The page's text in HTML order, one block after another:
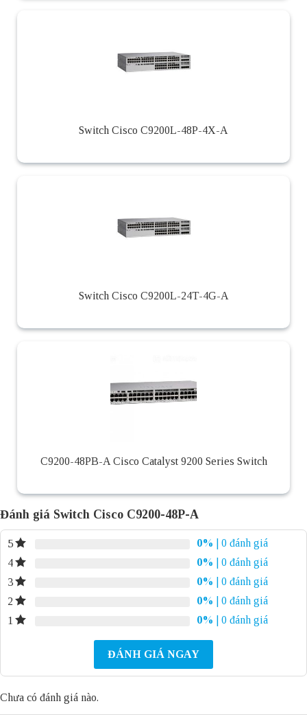
Switch Cisco C9200L-48P-4X-A
Switch Cisco C9200L-24T-4G-A
C9200-48PB-A Cisco Catalyst 9200 Series Switch
Đánh giá Switch Cisco C9200-48P-A
5 0%
| 0 đánh giá
4
0%
| 0 đánh giá
3
0%
| 0 đánh giá
2
0%
| 0 đánh giá
1
0% | 0 đánh giá
ĐÁNH GIÁ NGAY
Chưa có đánh giá nào.